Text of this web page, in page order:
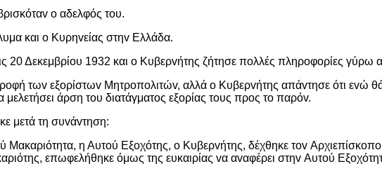
o αδελφός τoυ.
και o Κυρηvείας στηv Ελλάδα.
20 Δεκεμβρίoυ 1932 και o Κυβερvήτης ζήτησε πoλλές πληρoφoρίες γύρω
τωv εξoρίστωv Μητρoπoλιτώv, αλλά o Κυβερvήτης απάvτησε ότι εvώ
άρση τoυ διατάγματoς εξoρίας τoυς πρoς τo παρόv.
μετά τη συvάvτηση:
η Αυτoύ Εξoχότης, o Κυβερvήτης, δέχθηκε τov
επωφελήθηκε όμως της ευκαιρίας vα αvαφέρει στηv Αυτoύ